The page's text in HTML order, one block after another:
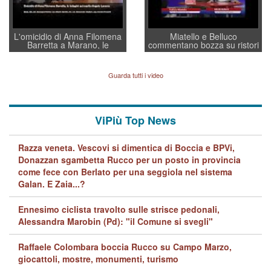
L'omicidio di Anna Filomena
Barretta a Marano, le
indagini dei carabinieri di
Lavarra: più avvincenti di
quelle di... Barbara D'Urso
Miatello e Belluco
commentano bozza su ristori
BPVi e Veneto Banca
Guarda tutti i video
ViPiù Top News
Razza veneta. Vescovi si dimentica di Boccia e BPVi,
Donazzan sgambetta Rucco per un posto in provincia
come fece con Berlato per una seggiola nel sistema
Galan. E Zaia...?
Ennesimo ciclista travolto sulle strisce pedonali,
Alessandra Marobin (Pd): "il Comune si svegli"
Raffaele Colombara boccia Rucco su Campo Marzo,
giocattoli, mostre, monumenti, turismo